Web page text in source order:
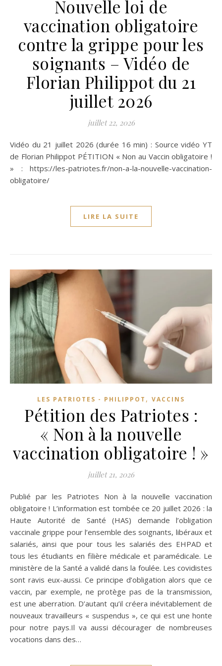
Nouvelle loi de
vaccination obligatoire
contre la grippe pour les
soignants – Vidéo de
Florian Philippot du 21
juillet 2026
juillet 22, 2026
Vidéo du 21 juillet 2026 (durée 16 min) : Source vidéo YT
de Florian Philippot PÉTITION « Non au Vaccin obligatoire !
» : https://les-patriotes.fr/non-a-la-nouvelle-vaccination-
obligatoire/
LIRE LA SUITE
LES PATRIOTES - PHILIPPOT , VACCINS
Pétition des Patriotes :
« Non à la nouvelle
vaccination obligatoire ! »
juillet 21, 2026
Publié par les Patriotes Non à la nouvelle vaccination
obligatoire ! L’information est tombée ce 20 juillet 2026 : la
Haute Autorité de Santé (HAS) demande l’obligation
vaccinale grippe pour l’ensemble des soignants, libéraux et
salariés, ainsi que pour tous les salariés des EHPAD et
tous les étudiants en filière médicale et paramédicale. Le
ministère de la Santé a validé dans la foulée. Les covidistes
sont ravis eux-aussi. Ce principe d’obligation alors que ce
vaccin, par exemple, ne protège pas de la transmission,
est une aberration. D’autant qu’il créera inévitablement de
nouveaux travailleurs « suspendus », ce qui est une honte
pour notre pays.Il va aussi décourager de nombreuses
vocations dans des…